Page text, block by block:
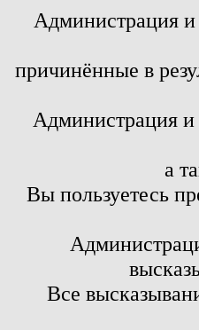
Администрация
причинённые в
Администрация и
а
Вы пользуетесь
Все